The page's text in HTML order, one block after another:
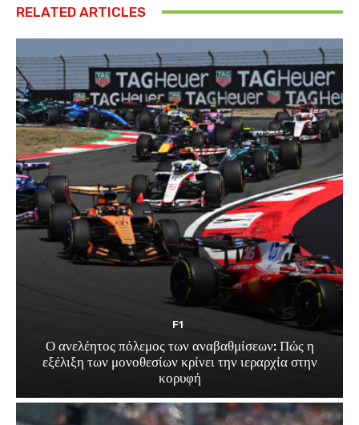
RELATED ARTICLES
F1
Ο ανελέητος πόλεμος των αναβαθμίσεων: Πώς η
εξέλιξη των μονοθεσίων κρίνει την ιεραρχία στην
κορυφή